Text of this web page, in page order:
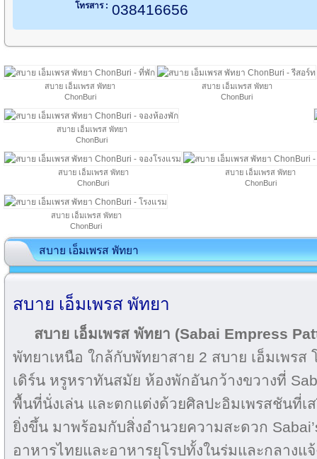
โทรสาร : 038416656
สบาย เอ็มเพรส พัทยา
ChonBuri
สบาย เอ็มเพรส พัทยา
ChonBuri
สบาย เอ็มเพรส พัทยา
ChonBuri
สบาย เอ็มเพรส พัทยา
ChonBuri
สบาย เอ็มเพรส พัทยา
ChonBuri
สบาย เอ็มเพรส พัทยา
ChonBuri
สบาย เอ็มเพรส พัทยา
สบาย เอ็มเพรส พัทยา
สบาย เอ็มเพรส พัทยา (Sabai Empress
พัทยาเหนือ ใกล้กับพัทยาสาย 2 สบาย เอ็มเพรส
เดิร์น หรูหราทันสมัย ห้องพักอันกว้างขวางที่
พื้นที่นั่งเล่น และตกแต่งด้วยศิลปะอิมเพรสชันที่เ
ยิ่งขึ้น มาพร้อมกับสิ่งอำนวยความสะดวก
อาหารไทยและอาหารยุโรปทั้งในร่มและกลางแ